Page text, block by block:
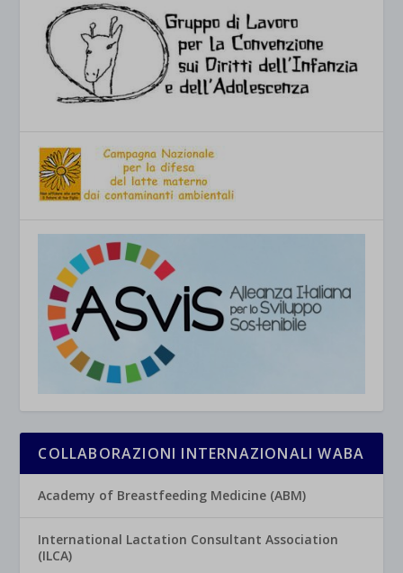
COLLABORAZIONI INTERNAZIONALI WABA
Academy of Breastfeeding Medicine (ABM)
International Lactation Consultant Association
(ILCA)